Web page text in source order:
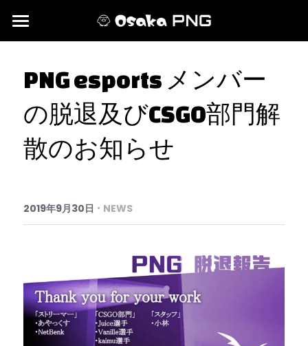
HOME
NEWS＆EVENTS
MEMBER
PNG esports メンバー
の脱退及びCSGO部門解
散のお知らせ
2019年9月30日 · NEWS